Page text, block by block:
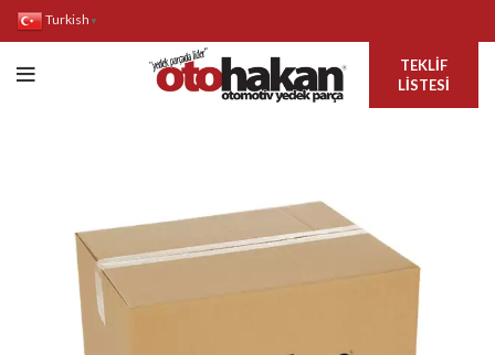
Turkish ▼
TEKLIF
LISTESI